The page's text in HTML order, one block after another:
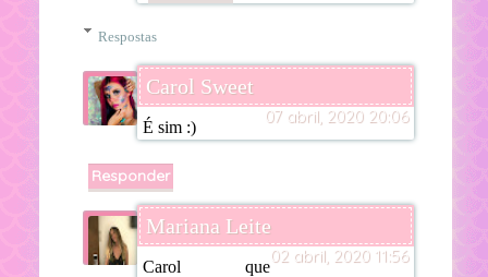
Respostas
Carol Sweet
07 abril, 2020 20:06
É sim :)
Responder
Mariana Leite
02 abril, 2020 11:56
Carol que